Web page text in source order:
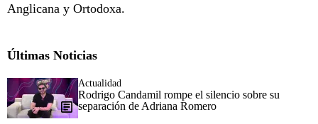
Anglicana y Ortodoxa.
Últimas Noticias
Actualidad
Rodrigo Candamil rompe el silencio sobre su
separación de Adriana Romero